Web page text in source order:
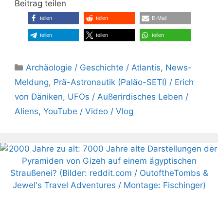
Beitrag teilen
teilen teilen E-Mail
teilen teilen teilen
Kategorien
Archäologie / Geschichte / Atlantis, News-
Meldung, Prä-Astronautik (Paläo-SETI) / Erich
von Däniken, UFOs / Außerirdisches Leben /
Aliens, YouTube / Video / Vlog